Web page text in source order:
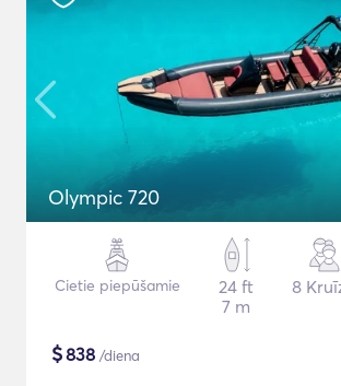
Olympic 720
Cietie piepūšamie
24 ft
7 m
8
$838 /diena